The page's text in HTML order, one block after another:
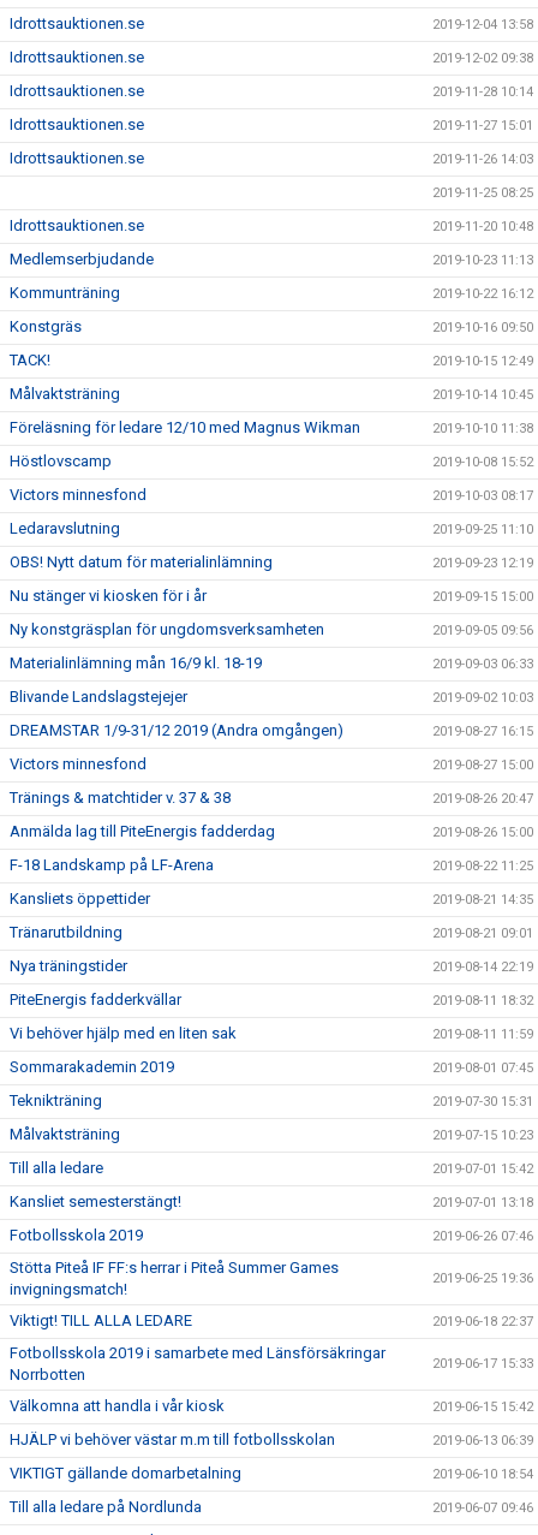
Idrottsauktionen.se 2019-12-04 13:58
Idrottsauktionen.se 2019-12-02 09:38
Idrottsauktionen.se 2019-11-28 10:14
Idrottsauktionen.se 2019-11-27 15:01
Idrottsauktionen.se 2019-11-26 14:03
2019-11-25 08:25
Idrottsauktionen.se 2019-11-20 10:48
Medlemserbjudande 2019-10-23 11:13
Kommunträning 2019-10-22 16:12
Konstgräs 2019-10-16 09:50
TACK! 2019-10-15 12:49
Målvaktsträning 2019-10-14 10:45
Föreläsning för ledare 12/10 med Magnus Wikman 2019-10-10 11:38
Höstlovscamp 2019-10-08 15:52
Victors minnesfond 2019-10-03 08:17
Ledaravslutning 2019-09-25 11:10
OBS! Nytt datum för materialinlämning 2019-09-23 12:19
Nu stänger vi kiosken för i år 2019-09-15 15:00
Ny konstgräsplan för ungdomsverksamheten 2019-09-05 09:56
Materialinlämning mån 16/9 kl. 18-19 2019-09-03 06:33
Blivande Landslagstejejer 2019-09-02 10:03
DREAMSTAR 1/9-31/12 2019 (Andra omgången) 2019-08-27 16:15
Victors minnesfond 2019-08-27 15:00
Tränings & matchtider v. 37 & 38 2019-08-26 20:47
Anmälda lag till PiteEnergis fadderdag 2019-08-26 15:00
F-18 Landskamp på LF-Arena 2019-08-22 11:25
Kansliets öppettider 2019-08-21 14:35
Tränarutbildning 2019-08-21 09:01
Nya träningstider 2019-08-14 22:19
PiteEnergis fadderkvällar 2019-08-11 18:32
Vi behöver hjälp med en liten sak 2019-08-11 11:59
Sommarakademin 2019 2019-08-01 07:45
Teknikträning 2019-07-30 15:31
Målvaktsträning 2019-07-15 10:23
Till alla ledare 2019-07-01 15:42
Kansliet semesterstängt! 2019-07-01 13:18
Fotbollsskola 2019 2019-06-26 07:46
Stötta Piteå IF FF:s herrar i Piteå Summer Games
invigningsmatch!
2019-06-25 19:36
Viktigt! TILL ALLA LEDARE 2019-06-18 22:37
Fotbollsskola 2019 i samarbete med Länsförsäkringar
Norrbotten
2019-06-17 15:33
Välkomna att handla i vår kiosk 2019-06-15 15:42
HJÄLP vi behöver västar m.m till fotbollsskolan 2019-06-13 06:39
VIKTIGT gällande domarbetalning 2019-06-10 18:54
Till alla ledare på Nordlunda 2019-06-07 09:46